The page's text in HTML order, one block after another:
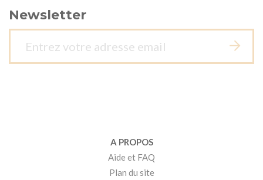
Newsletter
A PROPOS
Aide et FAQ
Plan du site